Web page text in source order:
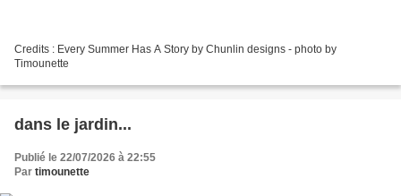
Credits : Every Summer Has A Story by Chunlin designs - photo by
Timounette
dans le jardin...
Publié le 22/07/2026 à 22:55
Par timounette